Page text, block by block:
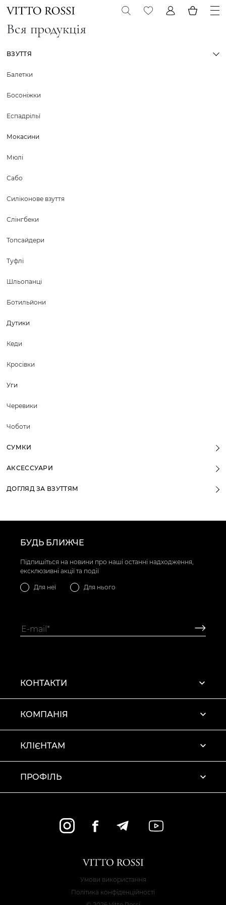
Вся продукція
ВЗУТТЯ
Балетки
Босоніжки
Еспадрільї
Мокасини
Мюлі
Сабо
Силіконове взуття
Слінгбеки
Топсайдери
Туфлі
Шльопанці
Ботильйони
Дутики
Кеди
Кросівки
Уги
Черевики
Чоботи
СУМКИ
АКСЕССУАРИ
ДОГЛЯД ЗА ВЗУТТЯМ
БУДЬ БЛИЖЧЕ
Підпишіться на новини про наші останні надходження,
ексклюзивні акції та події
Для неї Для нього
КОНТАКТИ
КОМПАНІЯ
КЛІЄНТАМ
ПРОФІЛЬ
Умови використання
Політика конфіденційності